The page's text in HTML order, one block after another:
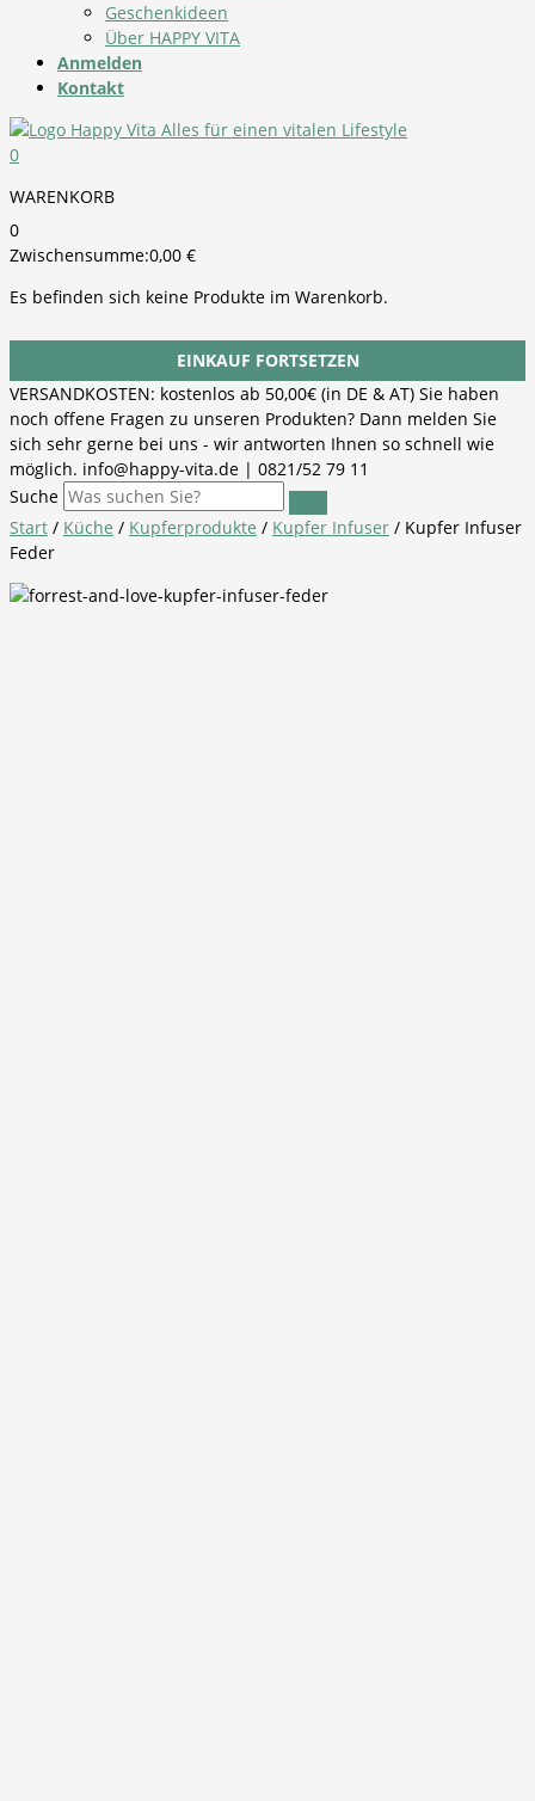
Geschenkideen
Über HAPPY VITA
Anmelden
Kontakt
0
WARENKORB
0
Zwischensumme:0,00 €
Es befinden sich keine Produkte im Warenkorb.
EINKAUF FORTSETZEN
VERSANDKOSTEN: kostenlos ab 50,00€ (in DE & AT) Sie haben
noch offene Fragen zu unseren Produkten? Dann melden Sie
sich sehr gerne bei uns - wir antworten Ihnen so schnell wie
möglich. info@happy-vita.de | 0821/52 79 11
Suche
Start / Küche / Kupferprodukte / Kupfer Infuser / Kupfer Infuser
Feder